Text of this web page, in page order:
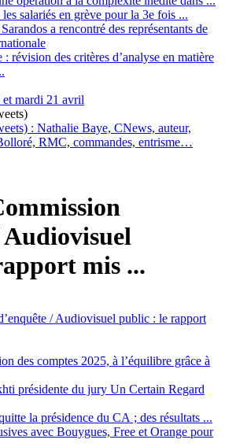
les salariés en grève pour la 3e fois ...
a rencontré des représentants de
: révision des critères d’analyse en matière
mardi 21 avril
: Nathalie Baye, CNews, auteur,
RMC, commandes, entrisme…
Audiovisuel
mis ...
/ Audiovisuel public : le rapport
des comptes 2025, à l’équilibre grâce à
présidente du jury Un Certain Regard
la présidence du CA ; des résultats ...
avec Bouygues, Free et Orange pour